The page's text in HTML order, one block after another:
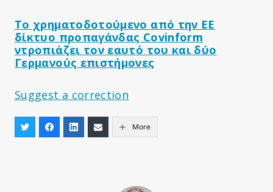
Το χρηματοδοτούμενο από την ΕΕ
δίκτυο προπαγάνδας Covinform
ντροπιάζει τον εαυτό του και δύο
Γερμανούς επιστήμονες
Suggest a correction
More